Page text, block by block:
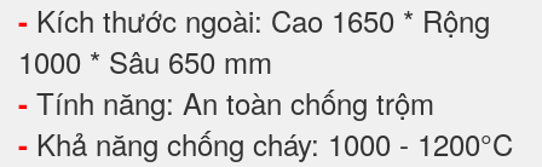
- Kích thước ngoài: Cao 1650 * Rộng
1000 * Sâu 650 mm
- Tính năng: An toàn chống trộm
- Khả năng chống cháy: 1000 - 1200°C